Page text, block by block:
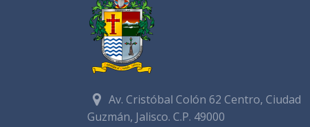
Av. Cristóbal Colón 62 Centro, Ciudad
Guzmán, Jalisco. C.P. 49000